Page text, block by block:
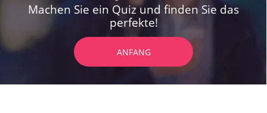
Machen Sie ein Quiz und finden Sie das
perfekte!
ANFANG